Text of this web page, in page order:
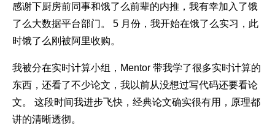
感谢下厨房前同事和饿了么前辈的内推，我有幸加入了饿
了么大数据平台部门。 5 月份，我开始在饿了么实习，此
时饿了么刚被阿里收购。
我被分在实时计算小组，Mentor 带我学了很多实时计算的
东西，还看了不少论文，我以前从没想过写代码还要看论
文。 这段时间我进步飞快，经典论文确实很有用，原理都
讲的清晰透彻。